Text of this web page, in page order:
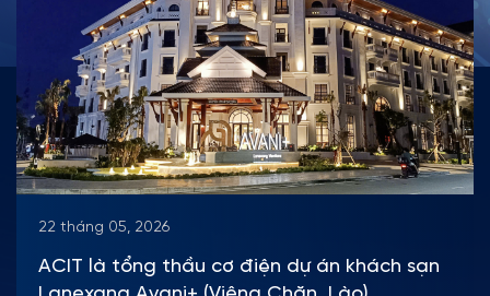
22 tháng 05, 2026
ACIT là tổng thầu cơ điện dự án khách sạn